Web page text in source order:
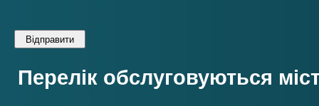
Перелік обслуговуються